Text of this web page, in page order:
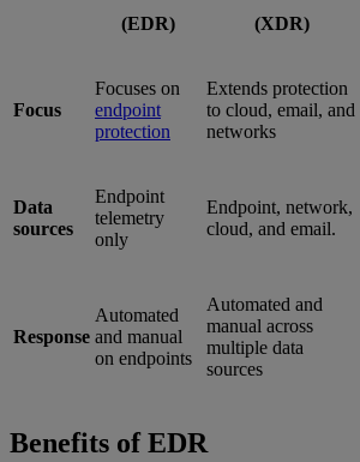
(EDR)
(XDR)
Focus
Focuses on
endpoint
protection
Extends protection
to cloud, email, and
networks
Data
sources
Endpoint
telemetry
only
Endpoint, network,
cloud, and email.
Response
Automated
and manual
on endpoints
Automated and
manual across
multiple data
sources
Benefits of EDR